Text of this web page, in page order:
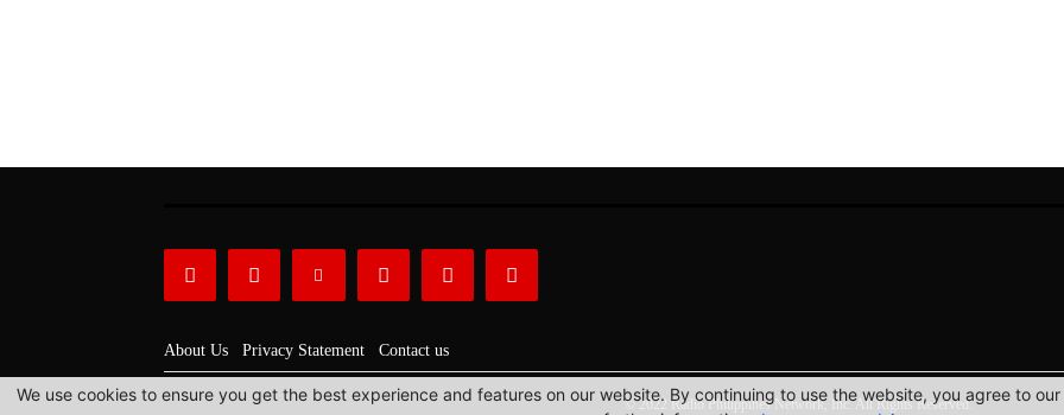
About Us Privacy Statement Contact us
© 2022 Radio Philippines Network, Inc. All Rights Reserved.
We use cookies to ensure you get the best experience and features on our website. By continuing to use the website, you agree to